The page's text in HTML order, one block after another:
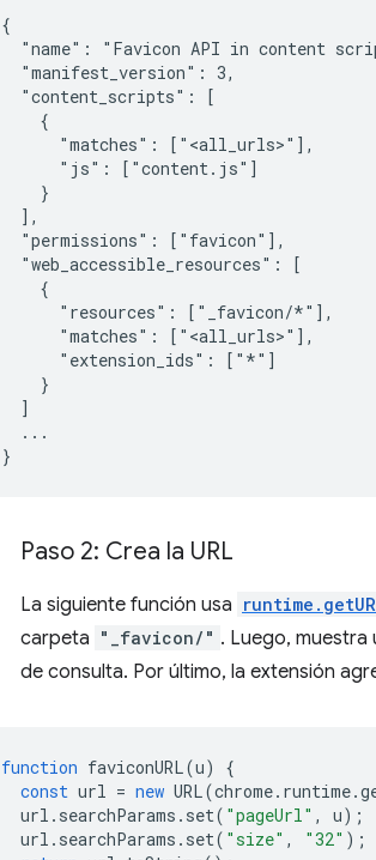
{
"name": "Favicon API in content
  "manifest_version": 3,
  "content_scripts": [
    {
      "matches": ["<all_urls>"],
      "js": ["content.js"]
    }
  ],
  "permissions": ["favicon"],
  "web_accessible_resources": [
    {
      "resources": ["_favicon/*"],
      "matches": ["<all_urls>"],
      "extension_ids": ["*"]
    }
  ]
  ...
Paso 2: Crea la URL
La siguiente función usa
carpeta "_favicon/" . Luego, muestra
de consulta. Por último, la extensión
function faviconURL(u)
{
const url = new URL(chrome. runtime.
url . searchParams . set( "pageUrl" , u);
url . searchParams . set( "size" , "32" );